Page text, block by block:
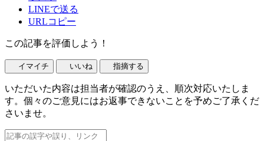
LINEで送る
URLコピー
この記事を評価しよう！
イマイチ いいね 指摘する
いただいた内容は担当者が確認のうえ、順次対応いたしま
す。個々のご意見にはお返事できないことを予めご了承くだ
さいませ。